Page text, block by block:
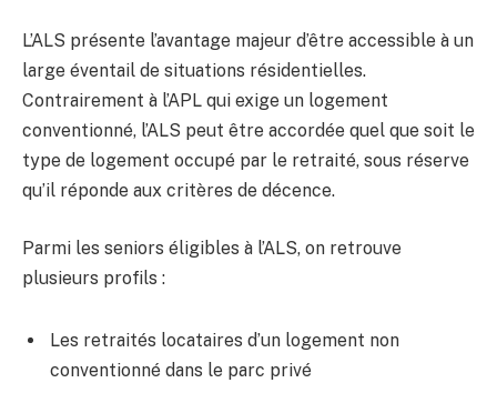
L’ALS présente l’avantage majeur d’être accessible à un
large éventail de situations résidentielles.
Contrairement à l’APL qui exige un logement
conventionné, l’ALS peut être accordée quel que soit le
type de logement occupé par le retraité, sous réserve
qu’il réponde aux critères de décence.
Parmi les seniors éligibles à l’ALS, on retrouve
plusieurs profils :
Les retraités locataires d’un logement non
conventionné dans le parc privé